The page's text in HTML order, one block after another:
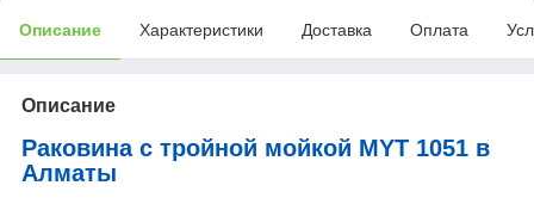
Описание Характеристики Доставка Оплата
Описание
Раковина с тройной мойкой MYT 1051 в
Алматы